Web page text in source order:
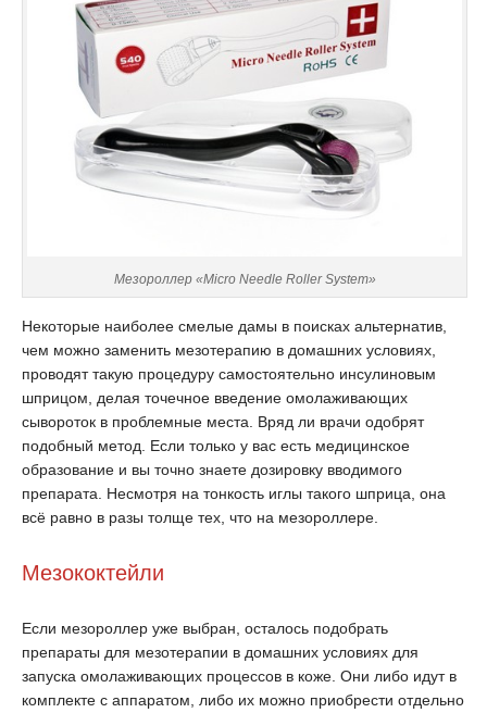
Мезороллер «Micro Needle Roller System»
Некоторые наиболее смелые дамы в поисках альтернатив,
чем можно заменить мезотерапию в домашних условиях,
проводят такую процедуру самостоятельно инсулиновым
шприцом, делая точечное введение омолаживающих
сывороток в проблемные места. Вряд ли врачи одобрят
подобный метод. Если только у вас есть медицинское
образование и вы точно знаете дозировку вводимого
препарата. Несмотря на тонкость иглы такого шприца, она
всё равно в разы толще тех, что на мезороллере.
Мезококтейли
Если мезороллер уже выбран, осталось подобрать
препараты для мезотерапии в домашних условиях для
запуска омолаживающих процессов в коже. Они либо идут в
комплекте с аппаратом, либо их можно приобрести отдельно